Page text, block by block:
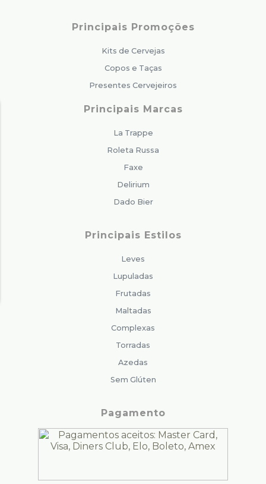
Principais Promoções
Kits de Cervejas
Copos e Taças
Presentes Cervejeiros
Principais Marcas
La Trappe
Roleta Russa
Faxe
Delirium
Dado Bier
Principais Estilos
Leves
Lupuladas
Frutadas
Maltadas
Complexas
Torradas
Azedas
Sem Glúten
Pagamento